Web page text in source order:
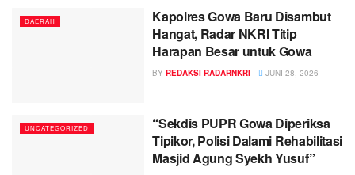
DAERAH
Kapolres Gowa Baru Disambut
Hangat, Radar NKRI Titip
Harapan Besar untuk Gowa
BY REDAKSI RADARNKRI JUNI 28, 2026
UNCATEGORIZED
“Sekdis PUPR Gowa Diperiksa
Tipikor, Polisi Dalami Rehabilitasi
Masjid Agung Syekh Yusuf”